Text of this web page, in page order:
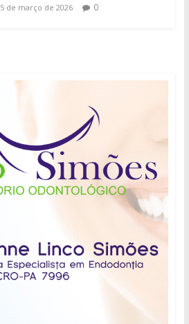
5 de março de 2026 0